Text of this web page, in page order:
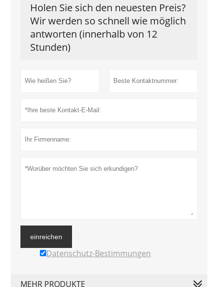
Holen Sie sich den neuesten Preis?
Wir werden so schnell wie möglich
antworten (innerhalb von 12
Stunden)
einreichen
Datenschutz-Bestimmungen
MEHR PRODUKTE